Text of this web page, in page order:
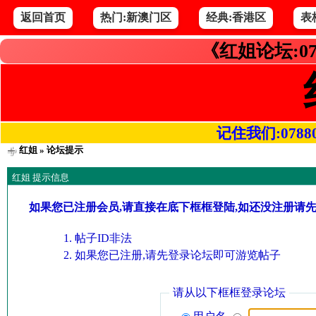
返回首页 热门:新澳门区 经典:香港区 表
《红姐论坛
记住我们
红姐» 论坛提示
红姐 提示信息
如果您已注册会员,请直接在底下框框登陆,如还没注册请
帖子ID非法
如果您已注册,请先登录论坛即可游览帖子
请从以下框框登录论坛